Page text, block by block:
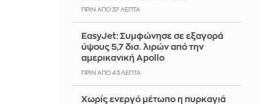
ΠΡΙΝ ΑΠΌ 37 ΛΕΠΤΆ
EasyJet: Συμφώνησε σε εξαγορά
ύψους 5,7 δισ. λιρών από την
αμερικανική Apollo
ΠΡΙΝ ΑΠΌ 43 ΛΕΠΤΆ
Χωρίς ενεργό μέτωπο η πυρκαγιά